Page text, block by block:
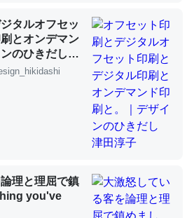
…。腹足類だと殻を無くしてナメク
るし。
昆虫学の大問題＝「昆虫はなぜ海にいな
と画策中。あと、Googleマップで
。電池残量や充電中かが分かるので
分かる。
タルオフセッ
とオンデマン
ンのひきだし
理と理屈で鎮
you've